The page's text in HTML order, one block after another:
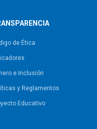
de Ética
e Inclusión
y Reglamentos​
Educativo